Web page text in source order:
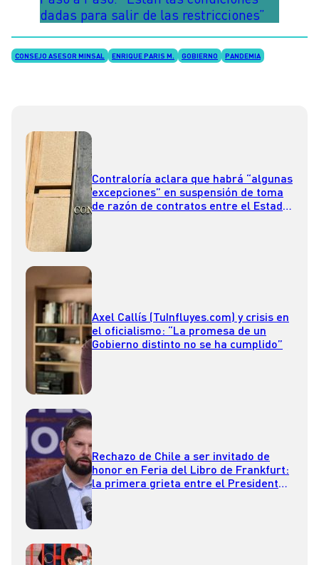
dadas para salir de las restricciones”
CONSEJO ASESOR MINSAL ENRIQUE PARIS M. GOBIERNO PANDEMIA
Contraloría aclara que habrá “algunas
excepciones” en suspensión de toma
de razón de contratos entre el Estado
Axel Callís (TuInfluyes.com) y crisis en
el oficialismo: “La promesa de un
Gobierno distinto no se ha cumplido”
Rechazo de Chile a ser invitado de
honor en Feria del Libro de Frankfurt:
la primera grieta entre el Presidente